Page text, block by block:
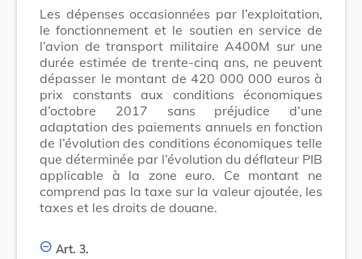
Les dépenses occasionnées par l’exploitation,
le fonctionnement et le soutien en service de
l’avion de transport militaire A400M sur une
durée estimée de trente-cinq ans, ne peuvent
dépasser le montant de 420 000 000 euros à
prix constants aux conditions économiques
d’octobre 2017 sans préjudice d’une
adaptation des paiements annuels en fonction
de l’évolution des conditions économiques telle
que déterminée par l’évolution du déflateur PIB
applicable à la zone euro. Ce montant ne
comprend pas la taxe sur la valeur ajoutée, les
taxes et les droits de douane.
Art. 3.